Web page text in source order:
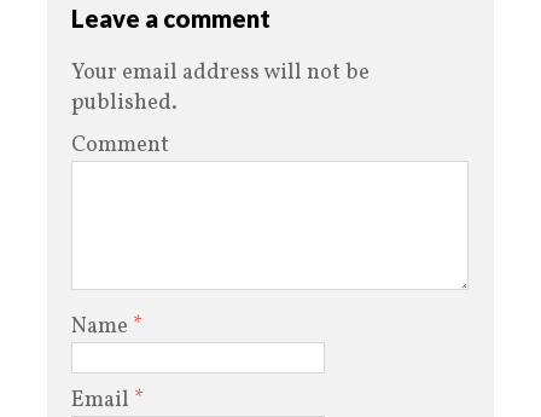
Leave a comment
Your email address will not be
published.
Comment
Name *
Email *